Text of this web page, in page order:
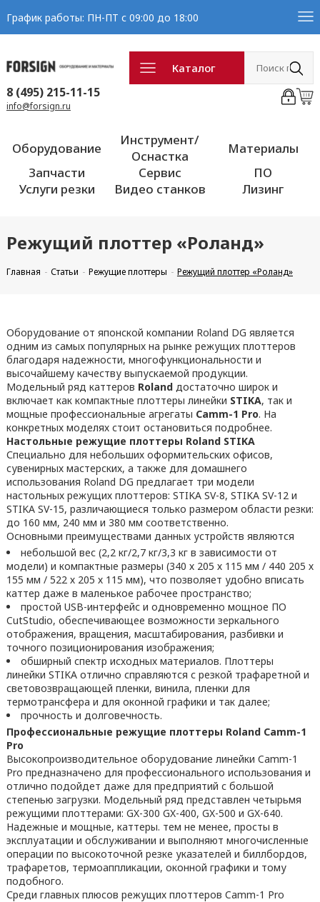
График работы: ПН-ПТ с 09:00 до 18:00
Каталог
8 (495) 215-11-15
info@forsign.ru
Оборудование
Инструмент/
Оснастка
Материалы
Запчасти
Сервис
ПО
Услуги резки
Видео станков Лизинг
Режущий плоттер «Роланд»
Главная Статьи Режущие плоттеры Режущий плоттер «Роланд»
Оборудование от японской компании Roland DG является
одним из самых популярных на рынке режущих плоттеров
благодаря надежности, многофункциональности и
высочайшему качеству выпускаемой продукции.
Модельный ряд каттеров Rolandдостаточно широк и
включает как компактные плоттеры линейки STIKA, так и
мощные профессиональные агрегаты Camm-1 Pro. На
конкретных моделях стоит остановиться подробнее.
Настольные режущие плоттеры Roland STIKA
Специально для небольших оформительских офисов,
сувенирных мастерских, а также для домашнего
использования Roland DG предлагает три модели
настольных режущих плоттеров: STIKA SV-8, STIKA SV-12 и
STIKA SV-15, различающиеся только размером области резки:
до 160 мм, 240 мм и 380 мм соответственно.
Основными преимуществами данных устройств являются
небольшой вес (2,2 кг/2,7 кг/3,3 кг в зависимости от
модели) и компактные размеры (340 х 205 х 115 мм / 440 205 х
155 мм / 522 х 205 х 115 мм), что позволяет удобно вписать
каттер даже в маленькое рабочее пространство;
простой USB-интерфейс и одновременно мощное ПО
CutStudio, обеспечивающее возможности зеркального
отображения, вращения, масштабирования, разбивки и
точного позиционирования изображения;
обширный спектр исходных материалов. Плоттеры
линейки STIKA отлично справляются с резкой трафаретной и
световозвращающей пленки, винила, пленки для
термотрансфера и для оконной графики и так далее;
прочность и долговечность.
Профессиональные режущие плоттеры Roland Camm-1
Pro
Высокопроизводительное оборудование линейки Camm-1
Pro предназначено для профессионального использования и
отлично подойдет даже для предприятий с большой
степенью загрузки. Модельный ряд представлен четырьмя
режущими плоттерами: GX-300 GX-400, GX-500 и GX-640.
Надежные и мощные, каттеры. тем не менее, просты в
эксплуатации и обслуживании и выполняют многочисленные
операции по высокоточной резке указателей и биллбордов,
трафаретов, термоаппликации, оконной графики и тому
подобного.
Среди главных плюсов режущих плоттеров Camm-1 Pro